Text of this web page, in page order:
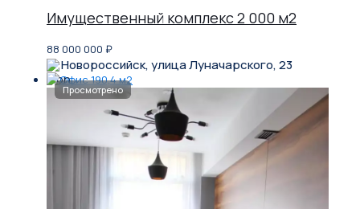
Имущественный комплекс 2 000 м2
88 000 000 ₽
Новороссийск, улица Луначарского, 23